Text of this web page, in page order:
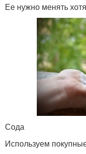
Ее нужно менять
Сода
Используем